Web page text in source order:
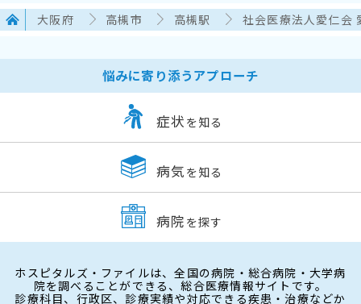
大阪府 高槻市 高槻駅 社会医療法人愛仁会
悩みに寄り添うアプローチ
症状 を知る
病気 を知る
病院 を探す
ホスピタルズ・ファイルは、全国の病院・総合病院・大学病
院を調べることができる、総合医療情報サイトです。
診療科目、行政区、診療実績や対応できる疾患・治療などか